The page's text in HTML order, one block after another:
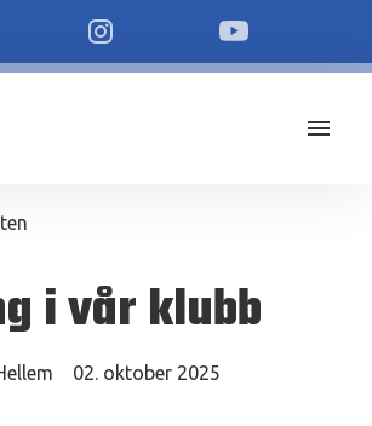
i vår klubb
02. oktober 2025